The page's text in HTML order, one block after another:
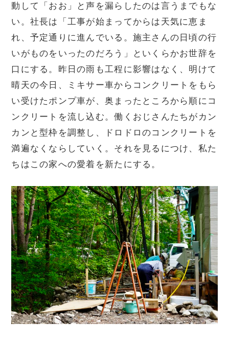
動して「おお」と声を漏らしたのは言うまでもな
い。社長は「工事が始まってからは天気に恵ま
れ、予定通りに進んでいる。施主さんの日頃の行
いがものをいったのだろう」といくらかお世辞を
口にする。昨日の雨も工程に影響はなく、明けて
晴天の今日、ミキサー車からコンクリートをもら
い受けたポンプ車が、奥まったところから順にコ
ンクリートを流し込む。働くおじさんたちがカン
カンと型枠を調整し、ドロドロのコンクリートを
満遍なくならしていく。それを見るにつけ、私た
ちはこの家への愛着を新たにする。